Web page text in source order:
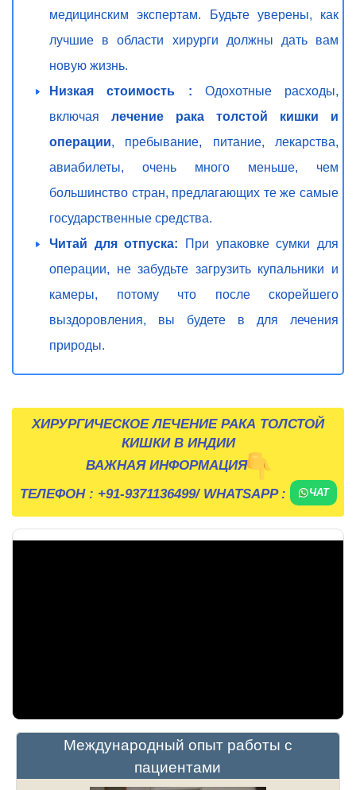
медицинским экспертам. Будьте уверены, как
лучшие в области хирурги должны дать вам
новую жизнь.
Низкая стоимость : Одохотные расходы,
включая лечение рака толстой кишки и
операции, пребывание, питание, лекарства,
авиабилеты, очень много меньше, чем
большинство стран, предлагающих те же самые
государственные средства.
Читай для отпуска: При упаковке сумки для
операции, не забудьте загрузить купальники и
камеры, потому что после скорейшего
выздоровления, вы будете в для лечения
природы.
ХИРУРГИЧЕСКОЕ ЛЕЧЕНИЕ РАКА ТОЛСТОЙ
КИШКИ В ИНДИИ
ВАЖНАЯ ИНФОРМАЦИЯ
ТЕЛЕФОН : +91-9371136499/ WHATSAPP : ЧАТ
Международный опыт работы с
пациентами